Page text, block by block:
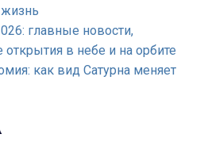
главные новости,
в небе и на орбите
как вид Сатурна меняет